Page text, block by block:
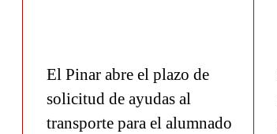
El Pinar abre el plazo de
solicitud de ayudas al
transporte para el alumnado